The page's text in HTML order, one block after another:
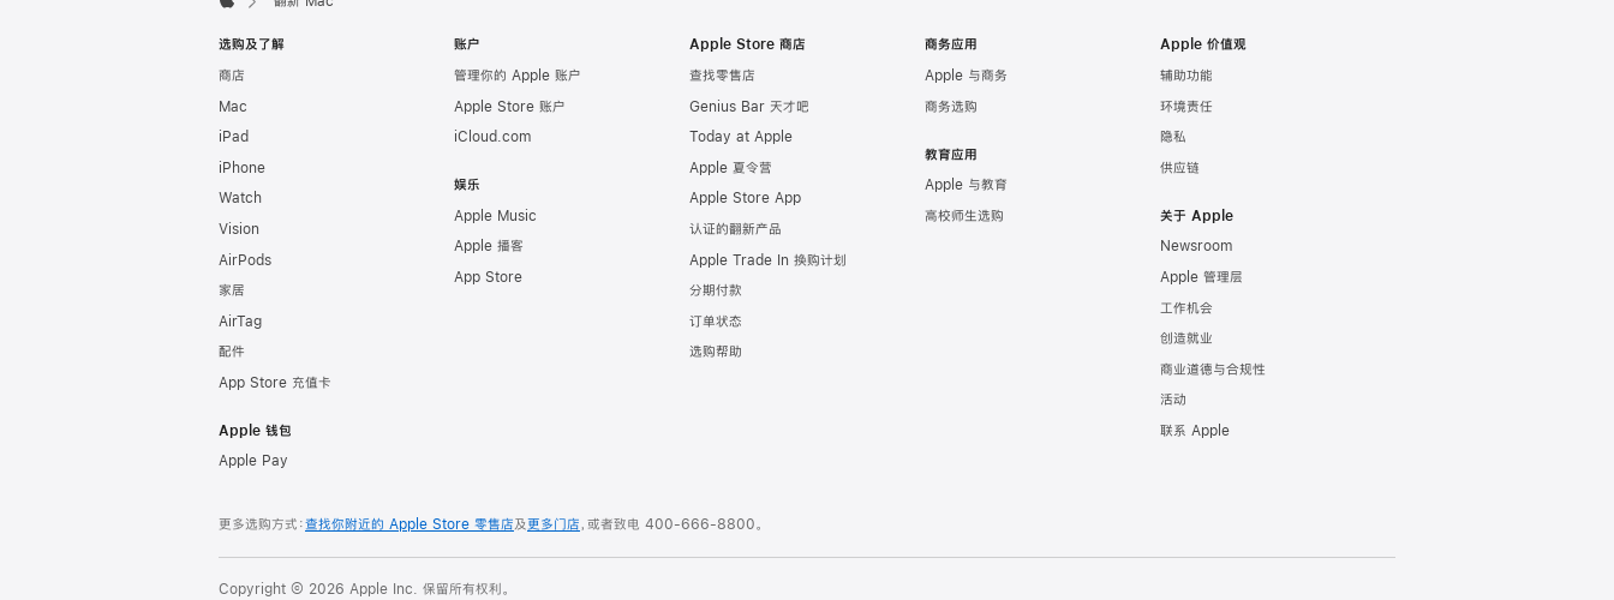
脚
选购及了解
商店
Mac
iPad
iPhone
Watch
Vision
AirPods
家居
AirTag
配件
App Store 充值卡
Apple 钱包
Apple Pay
账户
管理你的 Apple 账户
Apple Store 账户
iCloud.com
娱乐
Apple Music
Apple 播客
App Store
Apple Store 商店
查找零售店
Genius Bar 天才吧
Today at Apple
Apple 夏令营
Apple Store App
认证的翻新产品
Apple Trade In 换购计划
分期付款
订单状态
选购帮助
商务应用
Apple 与商务
商务选购
教育应用
Apple 与教育
高校师生选购
Apple 价值观
辅助功能
环境责任
隐私
供应链
关于 Apple
Newsroom
Apple 管理层
工作机会
创造就业
商业道德与合规性
活动
联系 Apple
更多选购方式：查找你附近的 Apple Store 零售店及更多门店，或者致电 400-666-8800。
Copyright © 2026 Apple Inc. 保留所有权利。